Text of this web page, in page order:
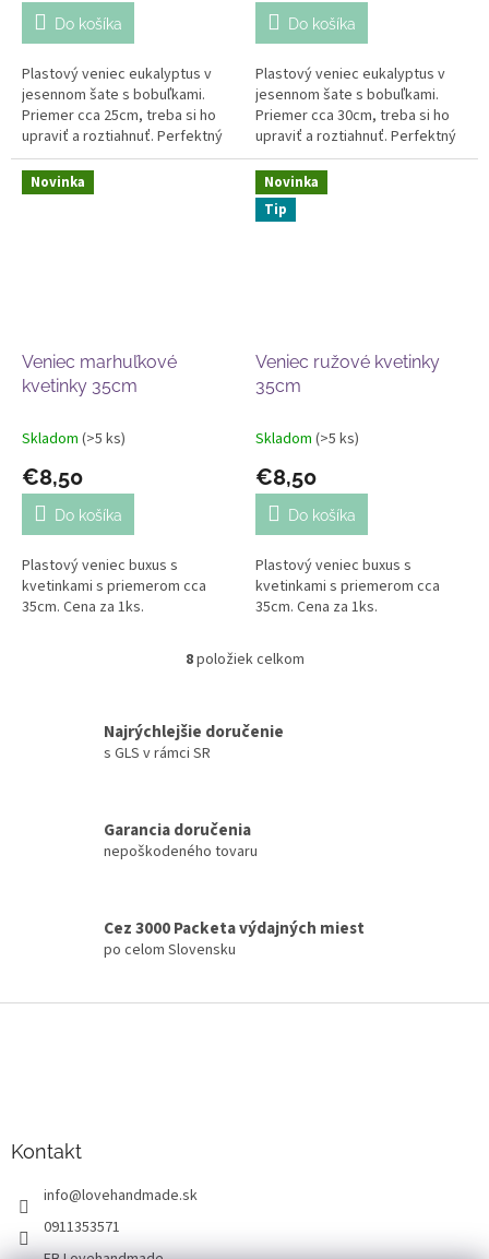
Do košíka
Plastový veniec eukalyptus v
jesennom šate s bobuľkami.
Priemer cca 25cm, treba si ho
upraviť a roztiahnuť. Perfektný
na jesenné aranžovanie.
Do košíka
Plastový veniec eukalyptus v
jesennom šate s bobuľkami.
Priemer cca 30cm, treba si ho
upraviť a roztiahnuť. Perfektný
na jesenné aranžovanie.
Novinka
Veniec marhuľkové
kvetinky 35cm
Skladom (>5 ks)
€8,50
Do košíka
Plastový veniec buxus s
kvetinkami s priemerom cca
35cm. Cena za 1ks.
Novinka
Tip
Veniec ružové kvetinky
35cm
Skladom (>5 ks)
€8,50
Do košíka
Plastový veniec buxus s
kvetinkami s priemerom cca
35cm. Cena za 1ks.
O
á
e
p
k
y
p
8položiek celkom
Najrýchlejšie doručenie
s GLS v rámci SR
Garancia doručenia
nepoškodeného tovaru
Cez 3000 Packeta výdajných miest
po celom Slovensku
Kontakt
info@lovehandmade.sk
0911353571